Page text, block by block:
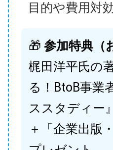
目的や費用対
🎁 参加特典（
梶田洋平氏の
る！BtoB事業
ススタディー』
＋「企業出版